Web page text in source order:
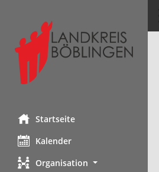
Startseite
Kalender
Organisation